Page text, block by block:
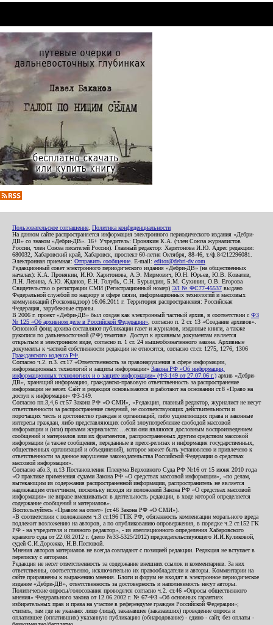
Пользовательское соглашение Политика конфиденциальности
На данном сайте распространяется информация электронного периодического издания «Дебри-
ДВ» со знаком «Дебри-ДВ». 16+ Учредитель: Пронякин К.А. (член Союза журналистов
России, член Союза писателей России). Главный редактор: Харитонова И.Ю. Адрес редакции:
680032, Хабаровский край, Хабаровск, проспект 60-летия Октября, 88-46, т./ф.84212296081.
Электронная приемная: Отправить сообщение . E-mail: editor@debri-dv.com
Редакционный совет электронного периодического издания «Дебри-ДВ» (на общественных
началах): К.А. Пронякин, И.Ю. Харитонова, А.Э. Мирмович, Ю.Н. Юрьев, Ю.В. Ковалев,
Л.Н. Левина, А.Ю. Жданов, Е.Н. Голубь, С.Н. Бурындин, Б.М. Сухинин, О.В. Егорова
Свидетельство о регистрации СМИ (Регистрационный номер) ЭЛ № ФС77-45537 выдано
Федеральной службой по надзору в сфере связи, информационных технологий и массовых
коммуникаций (Роскомнадзор) 16.06.2011 г. Территория распространения: Российская
Федерация, зарубежные страны.
В 2006 г. проект «Дебри-ДВ» был создан как электронный частный архив, в соответствии с ФЗ
№ 125 «Об архивном деле в Российской Федерации» , согласно п. 2 ст. 13 «Создание архивов».
Основной фонд архива составляют публикации газет и журналов, изданные книги, а также
рукописи по дальневосточной (РФ) тематике. Доступ к архивным документам является
открытым в электронном виде, согласно п. 1 ст. 24 вышеобозначенного закона. Архивные
документы к частной собственности редакции не относятся, согласно ст.ст. 1275, 1276, 1306
Гражданского кодекса РФ
Согласно ч.2. п.3. ст.17 «Ответственность за правонарушения в сфере информации,
информационных технологий и защиты информации» Закона РФ «Об информации,
информационных технологиях и о защите информации» (ФЗ-149 от 27.07.06 г.) архив «Дебри-
ДВ», хранящий информацию, гражданско-правовую ответственность за распространение
информации не несет. Сайт и редакция основываются и работают на основании ст.8 «Право на
доступ к информации» ФЗ-149.
Согласно пп.3,4,6 ст.57 Закона РФ «О СМИ», «Редакция, главный редактор, журналист не несут
ответственности за распространение сведений, не соответствующих действительности и
порочащих честь и достоинство граждан и организаций, либо ущемляющих права и законные
интересы граждан, либо представляющих собой злоупотребление свободой массовой
информации и (или) правами журналиста: ...если они являются дословным воспроизведением
сообщений и материалов или их фрагментов, распространенных другим средством массовой
информации (а также сообщения, переданные в пресс-релизах и информация государственных,
общественных организаций и объединений), которое может быть установлено и привлечено к
ответственности за данное нарушение законодательства Российской Федерации о средствах
массовой информации».
Согласно абз.3, п.13 Постановления Пленума Верховного Суда РФ №16 от 15 июня 2010 года
«О практике применения судами Закона РФ «О средствах массовой информации», «по делам,
вытекающим из содержания распространенной информации, распространитель не является
надлежащим ответчиком, поскольку исходя из положений Закона РФ «О средствах массовой
информации» не вправе вмешиваться в деятельность редакции, в ходе которой определяется
содержание сообщений и материалов».
Воспользуйтесь «Правом на ответ» (ст.46 Закона РФ «О СМИ»).
«В соответствии с положением ч.3 ст.196 ГПК РФ, обязанность компенсации морального вреда
подлежит возложению на авторов, а по опубликованию опровержения, в порядке ч.2 ст.152 ГК
РФ - на учредителя и главного редактор», - из апелляционного определения Хабаровского
краевого суда от 22.08.2012 г. (дело №33-5325/2012) председательствующего И.И.Куликовой,
судей С.И.Дорожко, Н.В.Пестовой.
Мнения авторов материалов не всегда совпадают с позицией редакции. Редакция не вступает в
переписку с авторами.
Редакция не несет ответственность за содержание внешних ссылок и комментариев. За них
ответственны, соответственно, исключительно их правообладатели и авторы. Комментарии на
сайте приравнены к выражению мнения. Блоги и форум не входят в электронное периодическое
издание «Дебри-ДВ», ответственность за достоверность и наполняемость несут авторы.
Политические опросы/голосования проводятся согласно ч.2. ст.46 «Опросы общественного
мнения» Федерального закона от 12.06.2002 г. № 67-ФЗ «Об основных гарантиях
избирательных прав и права на участие в референдуме граждан Российской Федерации»;
считать, там где не указано: лицо (лица), заказавшее (заказавших) проведение опроса и
оплатившее (оплативших) указанную публикацию (обнародование) - едино - сайт, без оплаты -